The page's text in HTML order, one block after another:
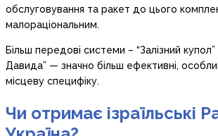
обслуговування та ракет до цього
малораціональним.
Більш передові системи – “Залізний
Давида” — значно більш ефективні,
місцеву специфіку.
Чи отримає ізраїльські